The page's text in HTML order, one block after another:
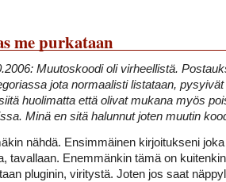
me purkataan
Muutoskoodi oli virheellistä.
jota normaalisti listataan,
huolimatta että olivat mukana myös
Minä en sitä halunnut joten muutin
nähdä. Ensimmäinen kirjoitukseni
tavallaan. Enemmänkin tämä on
pluginin, viritystä. Joten jos saat